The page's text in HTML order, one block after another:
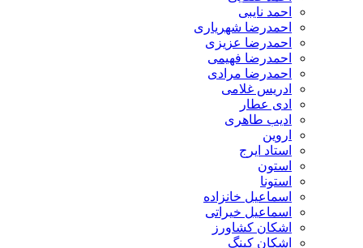
احمد نایبی
احمدرضا شهریاری
احمدرضا عزیزی
احمدرضا فهیمی
احمدرضا مرادی
ادریس غلامی
ادی عطار
ادیب طاهری
اروین
استاد ایرج
استون
استونا
اسماعیل خانزاده
اسماعیل خیراتی
اشکان کشاورز
اشکان کینگ